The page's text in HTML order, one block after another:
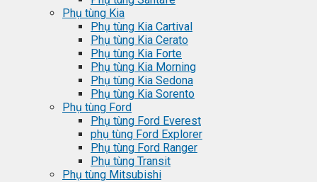
Phụ tùng Kia
Phụ tùng Kia Cartival
Phụ tùng Kia Cerato
Phụ tùng Kia Forte
Phụ tùng Kia Morning
Phụ tùng Kia Sedona
Phụ tùng Kia Sorento
Phụ tùng Ford
Phụ tùng Ford Everest
phụ tùng Ford Explorer
Phụ tùng Ford Ranger
Phụ tùng Transit
Phụ tùng Mitsubishi